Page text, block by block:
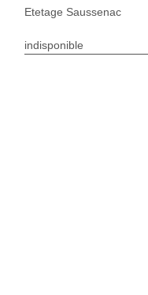
Etetage Saussenac
indisponible